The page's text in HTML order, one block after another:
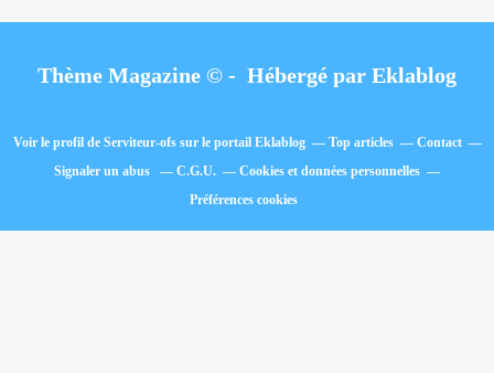
Thème Magazine © - Hébergé par Eklablog
Voir le profil de Serviteur-ofssur le portail Eklablog Top articles
Contact
Signaler un abus
C.G.U.
Cookies et données personnelles
Préférences cookies